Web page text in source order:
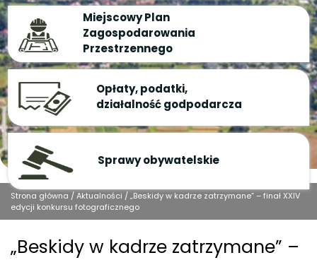
Miejscowy Plan
Zagospodarowania
Przestrzennego
Opłaty, podatki,
działalność godpodarcza
Sprawy obywatelskie
Strona główna /Aktualności /„Beskidy w kadrze zatrzymane” – finał XXIV
edycji konkursu fotograficznego
„Beskidy w kadrze zatrzymane” –